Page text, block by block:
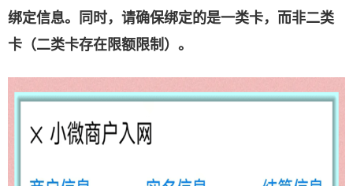
绑定信息。同时，请确保绑定的是一类卡，而非二类
卡（二类卡存在限额限制）。